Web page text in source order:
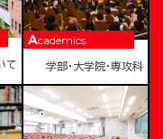
て
Academics
学部・大学院・専攻科